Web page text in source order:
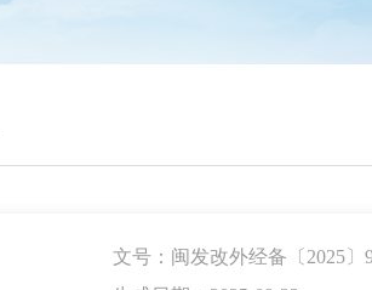
文号：闽发改外经备〔2025〕